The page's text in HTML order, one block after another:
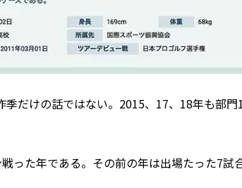
だけの話ではない。2015、17、18年も部門
った年である。その前の年は出場たった7試